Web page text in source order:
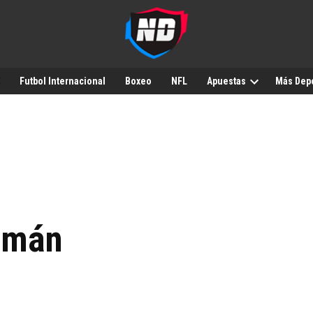
Futbol Internacional Boxeo NFL Apuestas Más